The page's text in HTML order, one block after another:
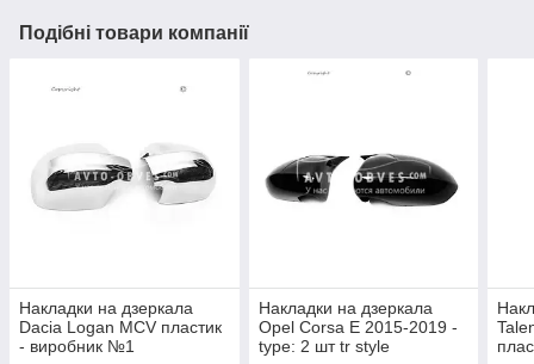
Подібні товари компанії
Накладки на дзеркала
Dacia Logan MCV пластик
- виробник №1
Накладки на дзеркала
Opel Corsa E 2015-2019 -
type: 2 шт tr style